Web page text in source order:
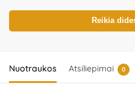
gaminį. Produkto dizainas ir
Išsaugokite pakuotės informaciją
Importuotojas:WOOPIE Kozicka
Reikia
Nuotraukos Atsiliepimai 0